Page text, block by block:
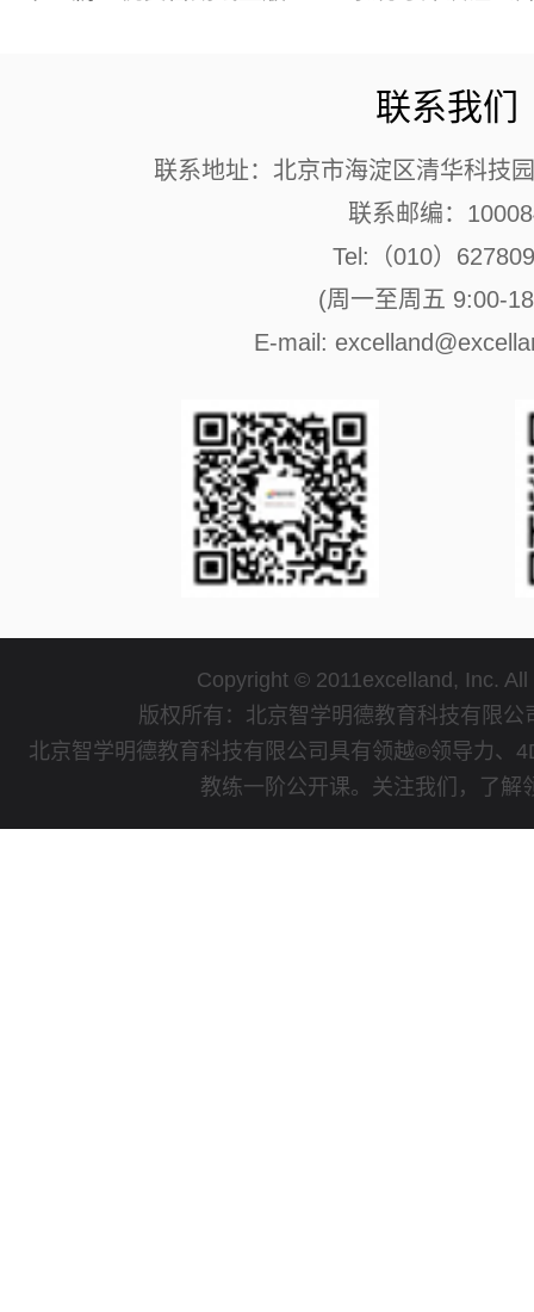
联系我们
联系地址：北京市海淀区清华科技
联系邮编：
Tel:（010）
(周一至周五 9:00-
E-mail:
Copyright © 2011excelland, Inc.
版权所有：北京智学明德教育科技有限
北京智学明德教育科技有限公司具有领越®领导力、
教练一阶公开课。关注我们，了解